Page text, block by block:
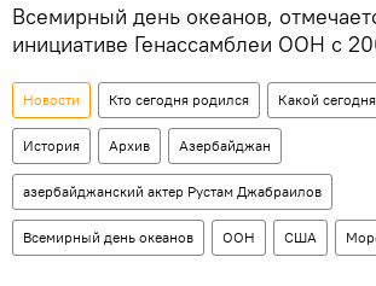
Всемирный день океанов,
инициативе Генассамблеи ООН с
Новости Кто сегодня родился Какой
История Архив Азербайджан
азербайджанский актер Рустам Джабраилов
Всемирный день океанов ООН США